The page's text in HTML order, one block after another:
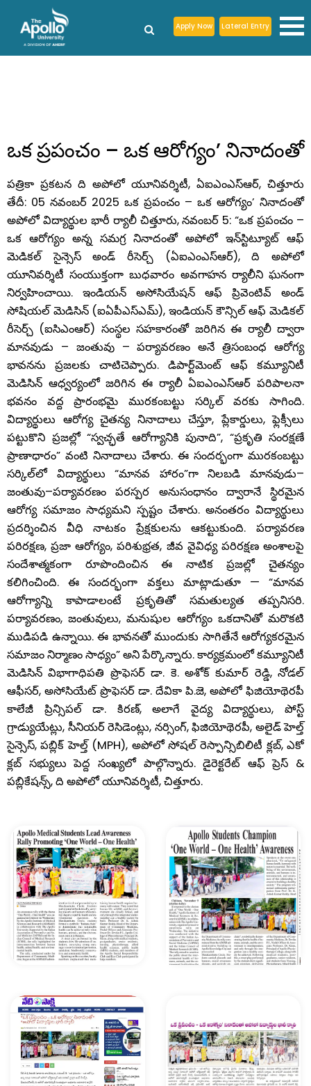
Apply Now Lateral Entry
ఒక ప్రపంచం – ఒక ఆరోగ్యం’ నినాదంతో
పత్రికా ప్రకటన ది అపోలో యూనివర్శిటీ, ఏఐఎంఎస్‌ఆర్‌, చిత్తూరు
తేదీ: 05 నవంబర్ 2025 ఒక ప్రపంచం – ఒక ఆరోగ్యం’ నినాదంతో
అపోలో విద్యార్థుల భారీ ర్యాలీ చిత్తూరు, నవంబర్‌ 5: “ఒక ప్రపంచం –
ఒక ఆరోగ్యం అన్న సమగ్ర నినాదంతో అపోలో ఇన్‌స్టిట్యూట్ ఆఫ్
మెడికల్ సైన్సెస్ అండ్ రీసెర్చ్ (ఏఐఎంఎస్‌ఆర్‌), ది అపోలో
యూనివర్శిటీ సంయుక్తంగా బుధవారం అవగాహన ర్యాలీని ఘనంగా
నిర్వహించాయి. ఇండియన్ అసోసియేషన్ ఆఫ్ ప్రివెంటివ్ అండ్
సోషియల్ మెడిసిన్ (ఐఏపీఎస్‌ఎమ్‌), ఇండియన్ కౌన్సిల్ ఆఫ్ మెడికల్
రీసెర్చ్ (ఐసిఎంఆర్‌) సంస్థల సహకారంతో జరిగిన ఈ ర్యాలీ ద్వారా
మానవుడు – జంతువు – పర్యావరణం అనే త్రిసంబంధ ఆరోగ్య
భావనను ప్రజలకు చాటిచెప్పారు. డిపార్ట్‌మెంట్ ఆఫ్ కమ్యూనిటీ
మెడిసిన్‌ ఆధ్వర్యంలో జరిగిన ఈ ర్యాలీ ఏఐఎంఎస్‌ఆర్‌ పరిపాలనా
భవనం వద్ద ప్రారంభమై మురకంబట్టు సర్కిల్‌ వరకు సాగింది.
విద్యార్థులు ఆరోగ్య చైతన్య నినాదాలు చేస్తూ, ప్లేకార్డులు, ఫ్లెక్సీలు
పట్టుకొని ప్రజల్లో “స్వచ్ఛతే ఆరోగ్యానికి పునాది”, “ప్రకృతి సంరక్షణే
ప్రాణాధారం” వంటి నినాదాలు చేశారు. ఈ సందర్భంగా మురకంబట్టు
సర్కిల్‌లో విద్యార్థులు “మానవ హారం”గా నిలబడి మానవుడు–
జంతువు–పర్యావరణం పరస్పర అనుసంధానం ద్వారానే స్థిరమైన
ఆరోగ్య సమాజం సాధ్యమని స్పష్టం చేశారు. అనంతరం విద్యార్థులు
ప్రదర్శించిన వీధి నాటకం ప్రేక్షకులను ఆకట్టుకుంది. పర్యావరణ
పరిరక్షణ, ప్రజా ఆరోగ్యం, పరిశుభ్రత, జీవ వైవిధ్య పరిరక్షణ అంశాలపై
సందేశాత్మకంగా రూపొందించిన ఈ నాటిక ప్రజల్లో చైతన్యం
కలిగించింది. ఈ సందర్భంగా వక్తలు మాట్లాడుతూ — “మానవ
ఆరోగ్యాన్ని కాపాడాలంటే ప్రకృతితో సమతుల్యత తప్పనిసరి.
పర్యావరణం, జంతువులు, మనుషుల ఆరోగ్యం ఒకదానితో మరొకటి
ముడిపడి ఉన్నాయి. ఈ భావనతో ముందుకు సాగితేనే ఆరోగ్యకరమైన
సమాజం నిర్మాణం సాధ్యం” అని పేర్కొన్నారు. కార్యక్రమంలో కమ్యూనిటీ
మెడిసిన్ విభాగాధిపతి ప్రొఫెసర్‌ డా. కె. అశోక్ కుమార్ రెడ్డి, నోడల్‌
ఆఫీసర్‌, అసోసియేట్‌ ప్రొఫెసర్‌ డా. దేవికా పి.జె, అపోలో ఫిజియోథెరపీ
కాలేజీ ప్రిన్సిపల్‌ డా. కిరణ్‌, అలాగే వైద్య విద్యార్థులు, పోస్ట్‌
గ్రాడ్యుయేట్లు, సీనియర్‌ రెసిడెంట్లు, నర్సింగ్‌, ఫిజియోథెరపీ, అలైడ్‌ హెల్త్‌
సైన్సెస్‌, పబ్లిక్‌ హెల్త్‌ (MPH), అపోలో సోషల్‌ రెస్పాన్సిబిలిటీ క్లబ్‌, ఎకో
క్లబ్‌ సభ్యులు పెద్ద సంఖ్యలో పాల్గొన్నారు. డైరెక్టరేట్ ఆఫ్ ప్రెస్ &
పబ్లికేషన్స్, ది అపోలో యూనివర్శిటీ, చిత్తూరు.